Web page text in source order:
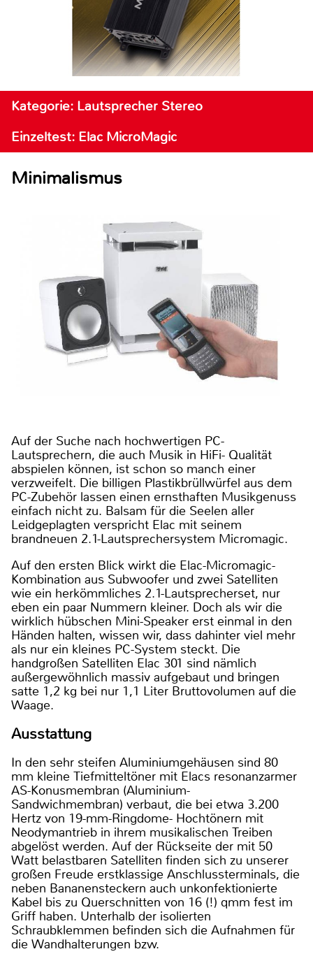
Kategorie: Lautsprecher Stereo
Einzeltest: Elac MicroMagic
Minimalismus
Auf der Suche nach hochwertigen PC-
Lautsprechern, die auch Musik in HiFi- Qualität
abspielen können, ist schon so manch einer
verzweifelt. Die billigen Plastikbrüllwürfel aus dem
PC-Zubehör lassen einen ernsthaften Musikgenuss
einfach nicht zu. Balsam für die Seelen aller
Leidgeplagten verspricht Elac mit seinem
brandneuen 2.1-Lautsprechersystem Micromagic.
Auf den ersten Blick wirkt die Elac-Micromagic-
Kombination aus Subwoofer und zwei Satelliten
wie ein herkömmliches 2.1-Lautsprecherset, nur
eben ein paar Nummern kleiner. Doch als wir die
wirklich hübschen Mini-Speaker erst einmal in den
Händen halten, wissen wir, dass dahinter viel mehr
als nur ein kleines PC-System steckt. Die
handgroßen Satelliten Elac 301 sind nämlich
außergewöhnlich massiv aufgebaut und bringen
satte 1,2 kg bei nur 1,1 Liter Bruttovolumen auf die
Waage.
Ausstattung
In den sehr steifen Aluminiumgehäusen sind 80
mm kleine Tiefmitteltöner mit Elacs resonanzarmer
AS-Konusmembran (Aluminium-
Sandwichmembran) verbaut, die bei etwa 3.200
Hertz von 19-mm-Ringdome- Hochtönern mit
Neodymantrieb in ihrem musikalischen Treiben
abgelöst werden. Auf der Rückseite der mit 50
Watt belastbaren Satelliten finden sich zu unserer
großen Freude erstklassige Anschlussterminals, die
neben Bananensteckern auch unkonfektionierte
Kabel bis zu Querschnitten von 16 (!) qmm fest im
Griff haben. Unterhalb der isolierten
Schraubklemmen befinden sich die Aufnahmen für
die Wandhalterungen bzw.